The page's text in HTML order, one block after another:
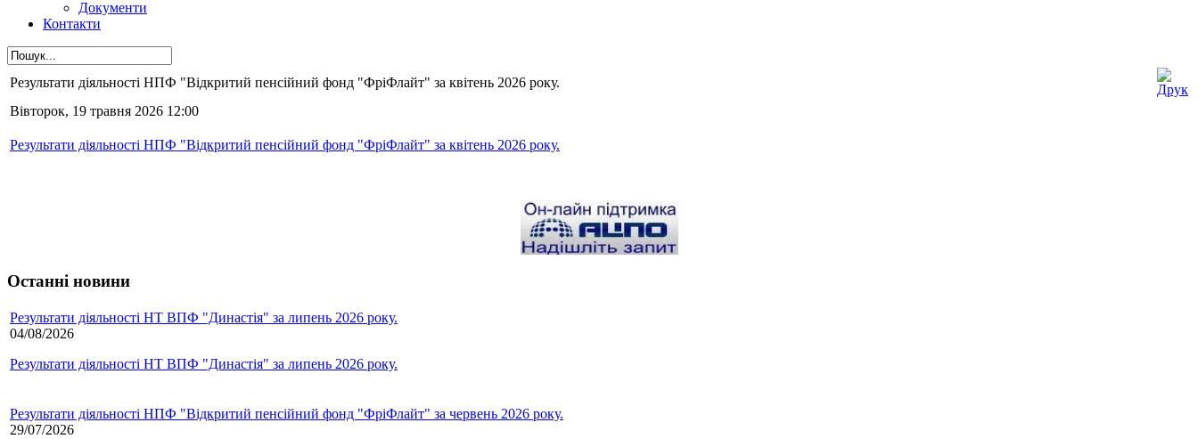
Документи
Контакти
Результати діяльності НПФ "Відкритий пенсійний фонд "ФріФлайт" за квітень 2026 року.
Вівторок, 19 травня 2026 12:00
Результати діяльності НПФ "Відкритий пенсійний фонд "ФріФлайт" за квітень 2026 року.
Останні новини
Результати діяльності НТ ВПФ "Династія" за липень 2026 року.
04/08/2026
Результати діяльності НТ ВПФ "Династія" за липень 2026 року.
Результати діяльності НПФ "Відкритий пенсійний фонд "ФріФлайт" за червень 2026 року.
29/07/2026